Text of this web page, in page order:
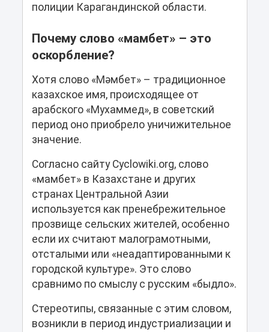
полиции Карагандинской области.
Почему слово «мамбет» – это
оскорбление?
Хотя слово «Мәмбет» – традиционное
казахское имя, происходящее от
арабского «Мухаммед», в советский
период оно приобрело уничижительное
значение.
Согласно сайту Cyclowiki.org, слово
«мамбет» в Казахстане и других
странах Центральной Азии
используется как пренебрежительное
прозвище сельских жителей, особенно
если их считают малограмотными,
отсталыми или «неадаптированными к
городской культуре». Это слово
сравнимо по смыслу с русским «быдло».
Стереотипы, связанные с этим словом,
возникли в период индустриализации и